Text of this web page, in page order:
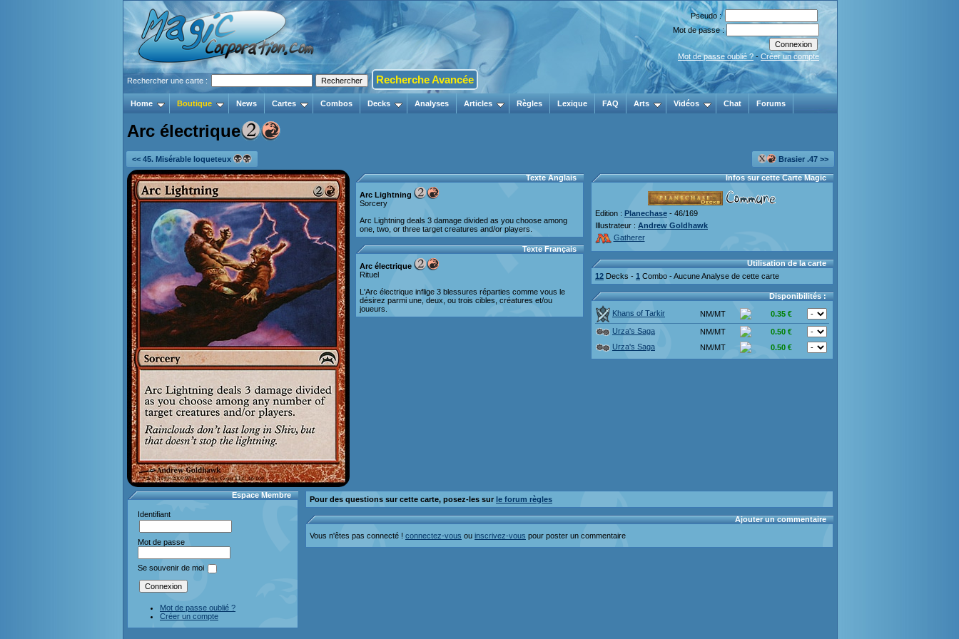
Pseudo :
Mot de passe :
Mot de passe oublié ? - Créer un compte
Rechercher une carte : Recherche Avancée
Home Boutique News Cartes Combos Decks Analyses Articles Règles Lexique FAQ Arts Vidéos Chat Forums
Arc électrique
<< 45. Misérable loqueteux Brasier .47 >>
Texte Anglais
Arc Lightning
Sorcery
Arc Lightning deals 3 damage divided as you choose among
one, two, or three target creatures and/or players.
Texte Français
Arc électrique
Rituel
L'Arc électrique inflige 3 blessures réparties comme vous le
désirez parmi une, deux, ou trois cibles, créatures et/ou
joueurs.
Infos sur cette Carte Magic
Edition : Planechase - 46/169
Illustrateur : Andrew Goldhawk
Gatherer
Utilisation de la carte
12 Decks - 1 Combo - Aucune Analyse de cette carte
Disponibilités :
Khans of Tarkir
NM/MT
0.35 €
Urza's Saga
NM/MT
0.50 €
Urza's Saga
NM/MT 0.50 €
Espace Membre
Identifiant
Mot de passe
Se souvenir de moi
Mot de passe oublié ?
Créer un compte
Pour des questions sur cette carte, posez-les sur le forum règles
Ajouter un commentaire
Vous n'êtes pas connecté ! connectez-vous ou inscrivez-vous pour poster un commentaire